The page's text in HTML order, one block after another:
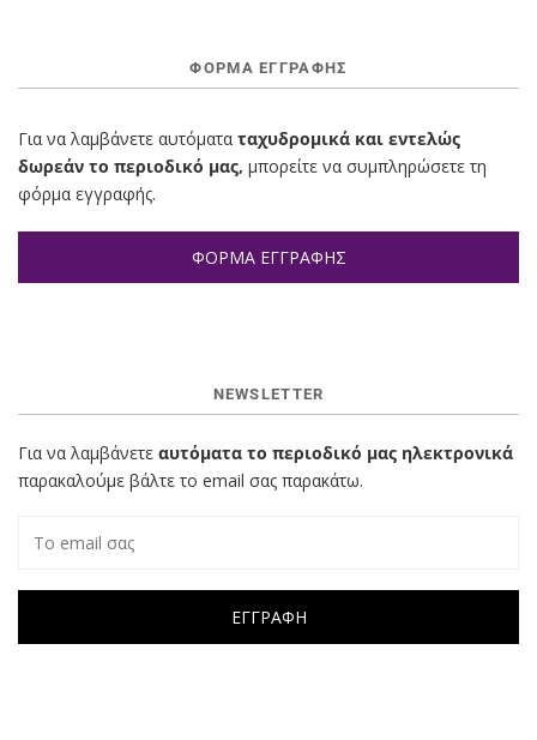
ΦΌΡΜΑ ΕΓΓΡΑΦΉΣ
Για να λαμβάνετε αυτόματα ταχυδρομικά και εντελώς
δωρεάν το περιοδικό μας, μπορείτε να συμπληρώσετε τη
φόρμα εγγραφής.
ΦΟΡΜΑ ΕΓΓΡΑΦΗΣ
NEWSLETTER
Για να λαμβάνετε αυτόματα το περιοδικό μας ηλεκτρονικά
παρακαλούμε βάλτε το email σας παρακάτω.